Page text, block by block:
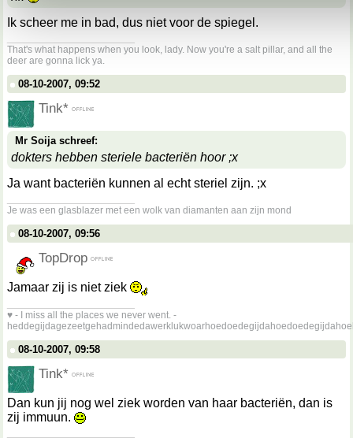
Ik scheer me in bad, dus niet voor de spiegel.
That's what happens when you look, lady. Now you're a salt pillar, and all the
deer are gonna lick ya.
08-10-2007, 09:52
Tink*
Mr Soija schreef:
dokters hebben steriele bacteriën hoor ;x
Ja want bacteriën kunnen al echt steriel zijn. ;x
Je was een glasblazer met een wolk van diamanten aan zijn mond
08-10-2007, 09:56
TopDrop
Jamaar zij is niet ziek
♥ - I miss all the places we never went. -
08-10-2007, 09:58
Tink*
Dan kun jij nog wel ziek worden van haar bacteriën, dan is
zij immuun.